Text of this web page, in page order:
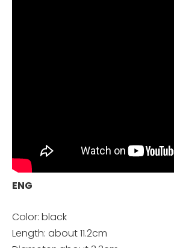
ENG
Color: black
Length: about 11.2cm